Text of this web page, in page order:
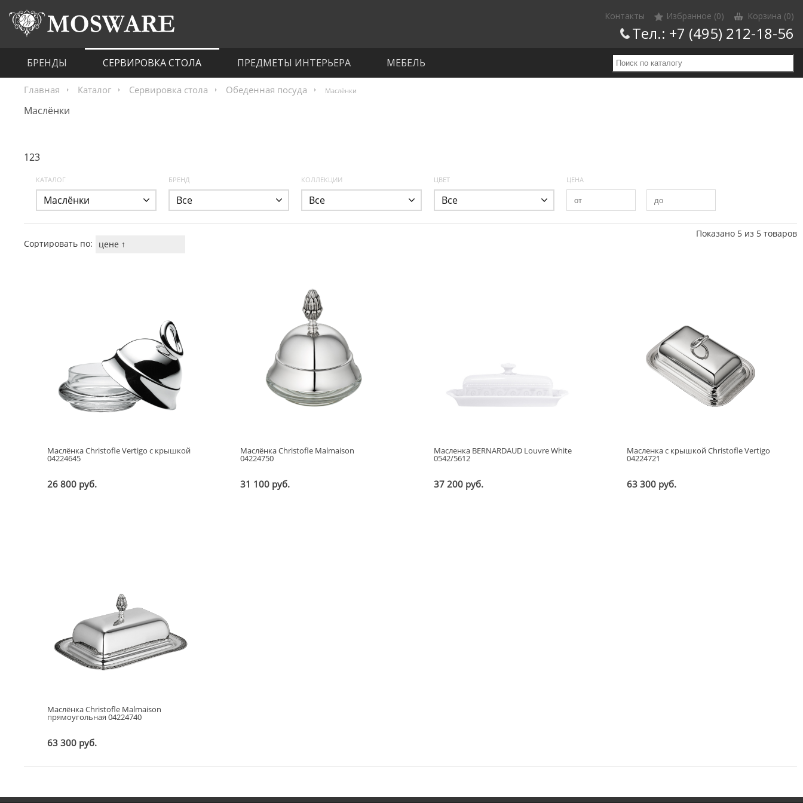
Корзина (0)
Избранное (0)
Контакты
Тел.: +7 (495) 212-18-56
БРЕНДЫ СЕРВИРОВКА СТОЛА ПРЕДМЕТЫ ИНТЕРЬЕРА МЕБЕЛЬ
Главная Каталог Сервировка стола Обеденная посуда Маслёнки
Маслёнки
123
КАТАЛОГ
Маслёнки
БРЕНД
Все
КОЛЛЕКЦИИ
Все
ЦВЕТ
Все
ЦЕНА
Сортировать по:
цене ↑
Показано 5 из 5 товаров
Маслёнка Christofle Vertigo с крышкой
04224645
26 800 руб.
Маслёнка Christofle Malmaison
04224750
31 100 руб.
Масленка BERNARDAUD Louvre White
0542/5612
37 200 руб.
Масленка с крышкой Christofle Vertigo
04224721
63 300 руб.
Маслёнка Christofle Malmaison
прямоугольная 04224740
63 300 руб.